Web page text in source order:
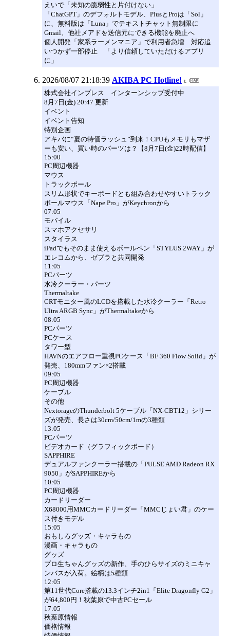
えいで「未知の脆弱性と片付けない」
「ChatGPT」のデフォルトモデル、PlusとProは「Sol」
に、無料版は「Luna」でテキストチャット無制限に
Gmail、他社メアドを送信元にできる機能を廃止へ
個人開発「家系ラーメンマニア」で利用者急増 対応追
いつかず一部停止 「より信頼していただけるアプリ
に」
2026/08/07 21:18:39 AKIBA PC Hotline!
株式会社インプレス インターンシップ受付中
8月7日(金) 20:47 更新
イベント
イベント告知
特別企画
アキバに“夏の特価ラッシュ”到来！CPUもメモリもマザ
ーも安い、買い時のパーツは？【8月7日(金)22時配信】
15:00
PC周辺機器
マウス
トラックボール
スリム形状でキーボードとも組み合わせやすいトラック
ボールマウス「Nape Pro」がKeychronから
07:05
モバイル
スマホアクセサリ
スタイラス
iPadでもそのまま使えるボールペン「STYLUS 2WAY」が
エレコムから、ゼブラと共同開発
11:05
PCパーツ
水冷クーラー・パーツ
Thermaltake
CRTモニター風のLCDを搭載した水冷クーラー「Retro
Ultra ARGB Sync」がThermaltakeから
08:05
PCパーツ
PCケース
タワー型
HAVNのエアフロー重視PCケース「BF 360 Flow Solid」が
発売、180mmファン×2搭載
09:05
PC周辺機器
ケーブル
その他
NextorageのThunderbolt 5ケーブル「NX-CBT12」シリー
ズが発売、長さは30cm/50cm/1mの3種類
13:05
PCパーツ
ビデオカード（グラフィックボード）
SAPPHIRE
デュアルファンクーラー搭載の「PULSE AMD Radeon RX
9050」がSAPPHIREから
10:05
PC周辺機器
カードリーダー
X68000用MMCカードリーダー「MMCじょい君」のケー
ス付きモデル
15:05
おもしろグッズ・キャラもの
漫画・キャラもの
グッズ
プロ生ちゃんグッズの新作、手のひらサイズのミニキャ
ンバスが入荷。絵柄は5種類
12:05
第11世代Core搭載の13.3インチ2in1「Elite Dragonfly G2」
が64,800円！秋葉原で中古PCセール
17:05
秋葉原情報
価格情報